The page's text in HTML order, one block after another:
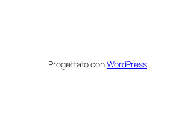
Progettato conWordPress